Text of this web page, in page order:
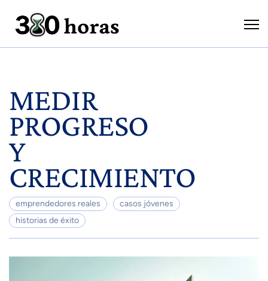
MEDIR
PROGRESO
Y
CRECIMIENTO
emprendedores reales
casos jóvenes
historias de éxito